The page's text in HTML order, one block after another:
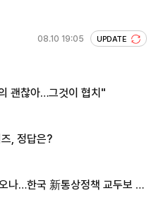
08.10 19:05 UPDATE
괜찮아…그것이 협치"
, 정답은?
나…한국 新통상정책 교두보 활